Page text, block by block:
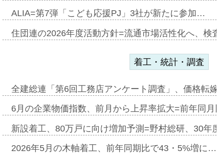
ALIA=第7弾「こども応援PJ」3社が新たに参加…
住団連の2026年度活動方針=流通市場活性化へ、検
着工・統計・調査
全建総連「第6回工務店アンケート調査」、価格転
6月の企業物価指数、前月から上昇率拡大=前年同
新設着工、80万戸に向け増加予測=野村総研、30年
2026年5月の木軸着工、前年同期比で43・5%増に…